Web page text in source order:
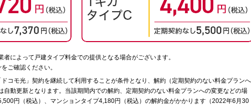
によって戸建タイプ料金での提供となる場合がございます。
をご確認ください。
コモ光」契約を継続して利用することが条件となり、解約（定期契約のない料金プランへ
自動更新となります。当該期間内での解約、定期契約のない料金プランへの変更などの場
円（税込）、マンションタイプ4,180円（税込）の解約金がかかります（2022年6月30